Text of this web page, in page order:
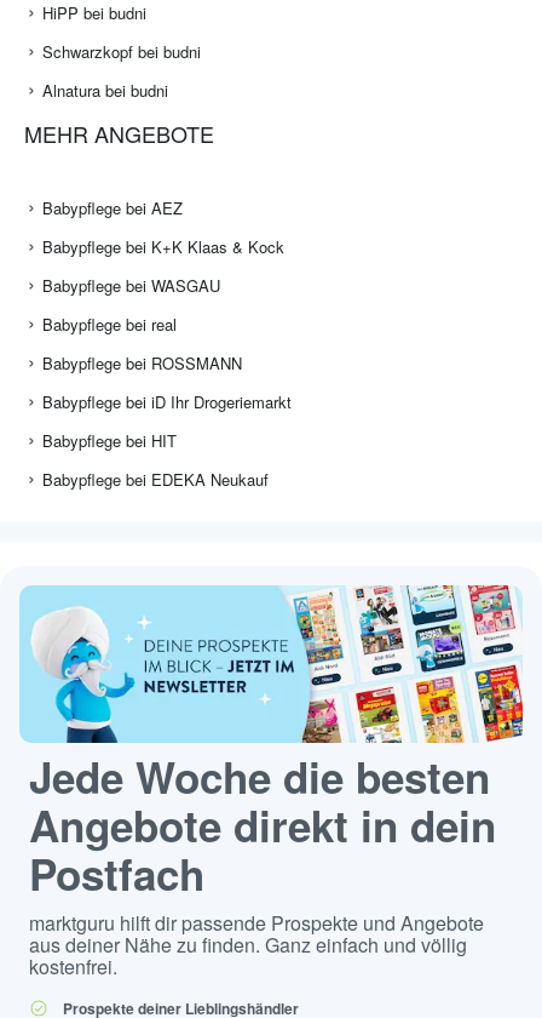
HiPP bei budni
Schwarzkopf bei budni
Alnatura bei budni
MEHR ANGEBOTE
Babypflege bei AEZ
Babypflege bei K+K Klaas & Kock
Babypflege bei WASGAU
Babypflege bei real
Babypflege bei ROSSMANN
Babypflege bei iD Ihr Drogeriemarkt
Babypflege bei HIT
Babypflege bei EDEKA Neukauf
Jede Woche die besten
Angebote direkt in dein
Postfach
marktguru hilft dir passende Prospekte und Angebote
aus deiner Nähe zu finden. Ganz einfach und völlig
kostenfrei.
Prospekte deiner Lieblingshändler